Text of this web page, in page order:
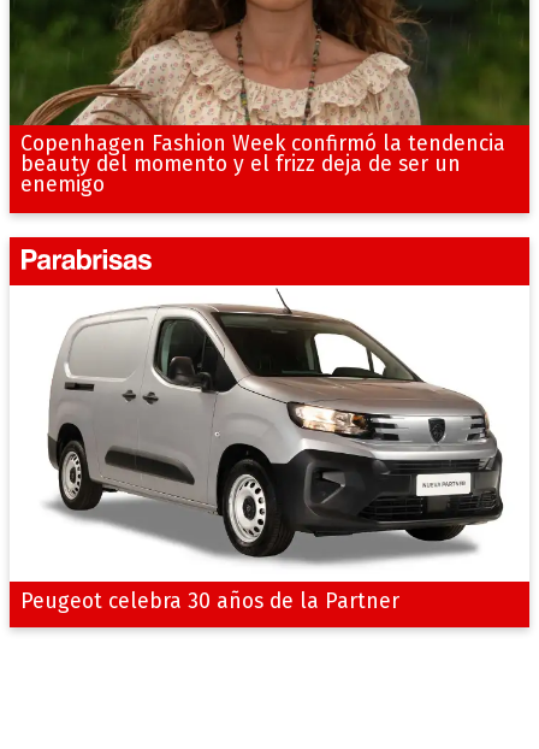
Copenhagen Fashion Week confirmó la tendencia
beauty del momento y el frizz deja de ser un
enemigo
Peugeot celebra 30 años de la Partner